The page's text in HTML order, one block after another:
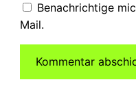
Benachrichtige
Mail.